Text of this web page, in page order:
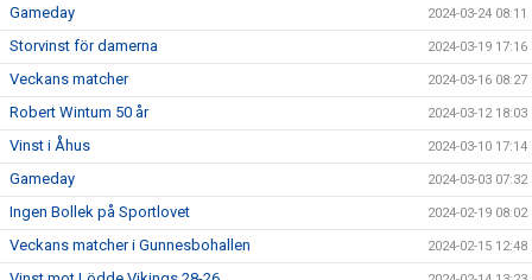
Gameday 2024-03-24 08:11
Storvinst för damerna 2024-03-19 17:16
Veckans matcher 2024-03-16 08:27
Robert Wintum 50 år 2024-03-12 18:03
Vinst i Åhus 2024-03-10 17:14
Gameday 2024-03-03 07:32
Ingen Bollek på Sportlovet 2024-02-19 08:02
Veckans matcher i Gunnesbohallen 2024-02-15 12:48